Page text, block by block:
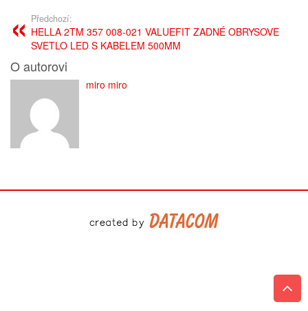
Předchozí:
HELLA 2TM 357 008-021 VALUEFIT ZADNÉ OBRYSOVE
SVETLO LED S KABELEM 500MM
O autorovi
miro miro